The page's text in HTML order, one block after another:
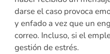
darse el caso provoca
y enfado a vez que un
correo. Incluso, si el
gestión de estrés.